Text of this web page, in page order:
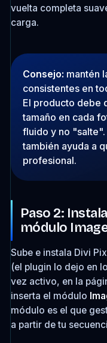
vuelta completa
carga.
Consejo: mantén
consistentes en
El producto debe
tamaño en cada
fluido y no
también ayuda a
profesional.
Paso 2:
módulo
Sube e instala Divi
(el plugin lo dejo en
vez activo, en la
inserta el módulo
módulo es el que
a partir de tu